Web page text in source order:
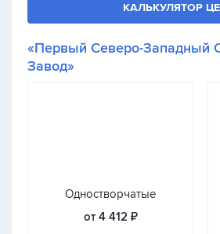
КАЛЬКУЛЯТОР
«Первый Северо-Западный
Завод»
Одностворчатые
от 4 412 ₽